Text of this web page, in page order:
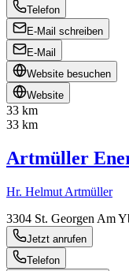
Telefon
E-Mail schreiben
E-Mail
Website besuchen
Website
33 km
33 km
Artmüller
Hr. Helmut Artmüller
3304 St. Georgen Am
Jetzt anrufen
Telefon